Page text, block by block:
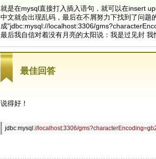
就是在mysql直接打入插入语句，就可以在insert
中文就会出现乱码，最后在不屑努力下找到了问题
成"jdbc:mysql://localhost:3306/
最后我自信对着没有月亮的太阳说：我是过见封 我
最佳回答
说得好！
jdbc:mysql://localhost:3306/